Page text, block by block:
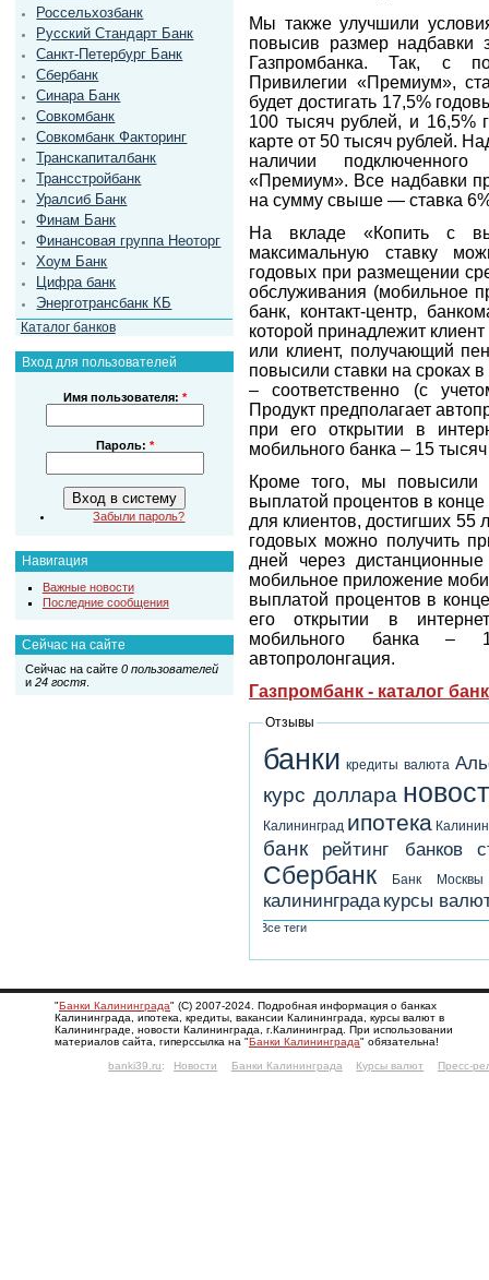
Россельхозбанк
Русский Стандарт Банк
Санкт-Петербург Банк
Сбербанк
Синара Банк
Совкомбанк
Совкомбанк Факторинг
Транскапиталбанк
Трансстройбанк
Уралсиб Банк
Финам Банк
Финансовая группа Неоторг
Хоум Банк
Цифра банк
Энерготрансбанк КБ
Каталог банков
Вход для пользователей
Имя пользователя: *
Пароль: *
Забыли пароль?
Навигация
Важные новости
Последние сообщения
Сейчас на сайте
Сейчас на сайте 0 пользователей
и 24 гостя.
Мы также улучшили
повысив размер надбавки
Газпромбанка. Так, с
Привилегии «Премиум»,
будет достигать 17,5%
100 тысяч рублей, и 16,5%
карте от 50 тысяч рублей.
наличии
«Премиум». Все надбавки
на сумму свыше — ставка
На вкладе «Копить с
максимальную ставку
годовых при размещении
обслуживания (мобильное
банк, контакт-центр,
которой принадлежит
или клиент, получающий
повысили ставки на сроках
– соответственно (с
Продукт предполагает
при его открытии в
мобильного банка – 15
Кроме того, мы повысили
выплатой процентов в
для клиентов, достигших 55
годовых можно получить
дней через
мобильное приложение
выплатой процентов в
его открытии в
мобильного банка –
автопролонгация.
Газпромбанк - каталог
Отзывы
банки кредиты валюта
курс доллара
Калининград ипотека
банк рейтинг банков
Сбербанк Банк Москвы
калининграда курсы
Все теги
"Банки Калининграда" (С) 2007-2024. Подробная информация о банках
Калининграда, ипотека, кредиты, вакансии Калининграда, курсы валют в
Калининграде, новости Калининграда, г.Калининград. При использовании
материалов сайта, гиперссылка на "Банки Калининграда" обязательна!
banki39.ru: Новости Банки Калининграда Курсы валют Пресс-